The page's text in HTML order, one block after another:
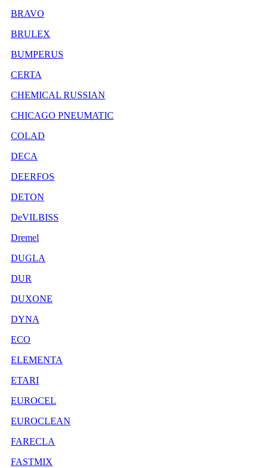
BRAVO
BRULEX
BUMPERUS
CERTA
CHEMICAL RUSSIAN
CHICAGO PNEUMATIC
COLAD
DECA
DEERFOS
DETON
DeVILBISS
Dremel
DUGLA
DUR
DUXONE
DYNA
ECO
ELEMENTA
ETARI
EUROCEL
EUROCLEAN
FARECLA
FASTMIX